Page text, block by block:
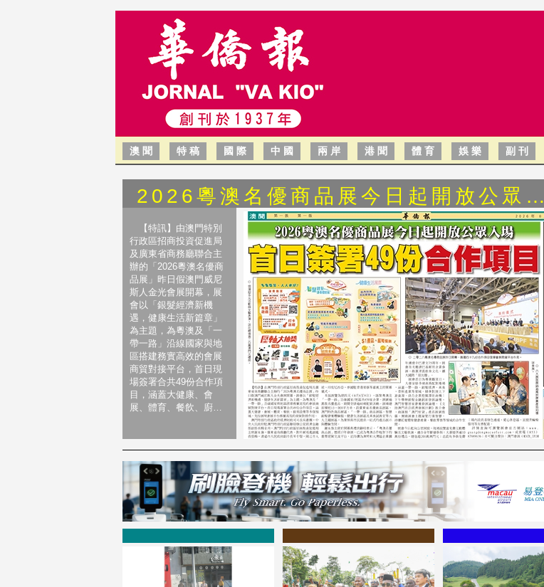
澳 聞 特 稿 國 際 中 國 兩 岸 港 聞 體 育 娛 樂 副 刊
2026粵澳名優商品展今日起開放公眾…
【特訊】由澳門特別
行政區招商投資促進局
及廣東省商務廳聯合主
辦的「2026粵澳名優商
品展」昨日假澳門威尼
斯人金光會展開幕，展
會以「銀髮經濟新機
遇，健康生活新篇章」
為主題，為粵澳及「一
帶一路」沿線國家與地
區搭建務實高效的會展
商貿對接平台，首日現
場簽署合共49份合作項
目，涵蓋大健康、會
展、體育、餐飲、廚…